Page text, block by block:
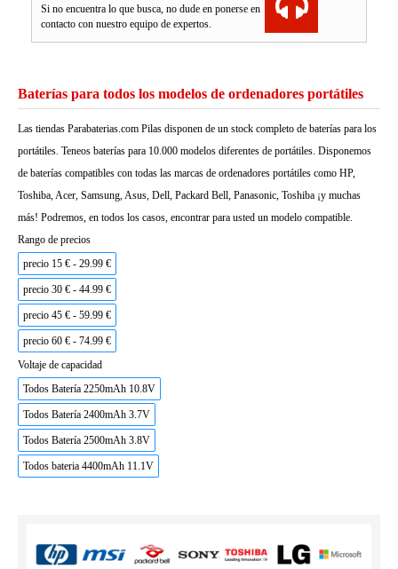
Si no encuentra lo que busca, no dude en ponerse en
contacto con nuestro equipo de expertos.
Baterías para todos los modelos de ordenadores portátiles
Las tiendas Parabaterias.com Pilas disponen de un stock completo de baterías para los
portátiles. Teneos baterías para 10.000 modelos diferentes de portátiles. Disponemos
de baterías compatibles con todas las marcas de ordenadores portátiles como HP,
Toshiba, Acer, Samsung, Asus, Dell, Packard Bell, Panasonic, Toshiba ¡y muchas
más! Podremos, en todos los casos, encontrar para usted un modelo compatible.
Rango de precios
precio 15 € - 29.99 €
precio 30 € - 44.99 €
precio 45 € - 59.99 €
precio 60 € - 74.99 €
Voltaje de capacidad
Todos Batería 2250mAh 10.8V
Todos Batería 2400mAh 3.7V
Todos Batería 2500mAh 3.8V
Todos bateria 4400mAh 11.1V